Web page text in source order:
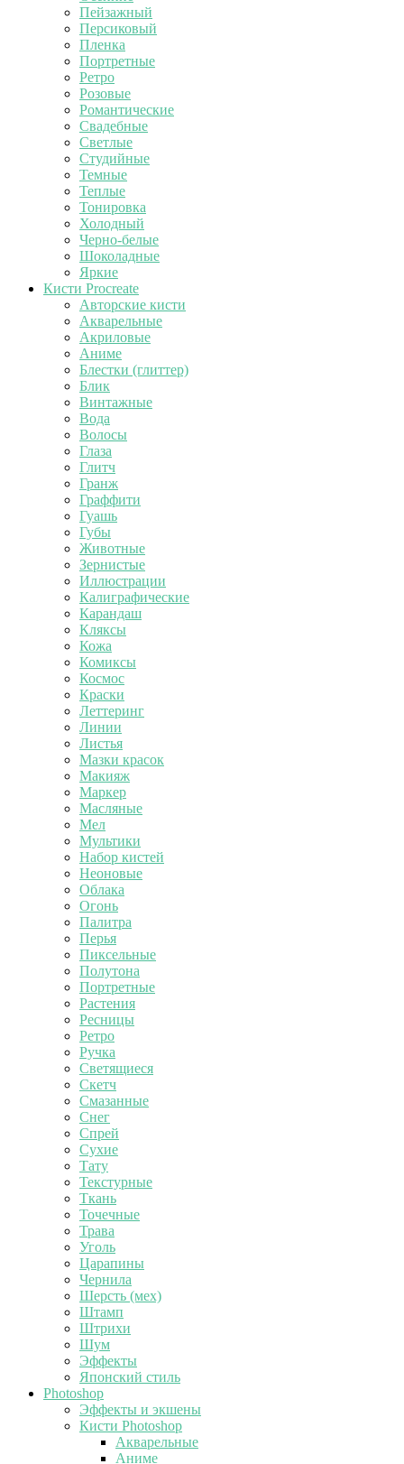
Пейзажный
Персиковый
Пленка
Портретные
Ретро
Розовые
Романтические
Свадебные
Светлые
Студийные
Темные
Теплые
Тонировка
Холодный
Черно-белые
Шоколадные
Яркие
Кисти Procreate
Авторские кисти
Акварельные
Акриловые
Аниме
Блестки (глиттер)
Блик
Винтажные
Вода
Волосы
Глаза
Глитч
Гранж
Граффити
Гуашь
Губы
Животные
Зернистые
Иллюстрации
Калиграфические
Карандаш
Кляксы
Кожа
Комиксы
Космос
Краски
Леттеринг
Линии
Листья
Мазки красок
Макияж
Маркер
Масляные
Мел
Мультики
Набор кистей
Неоновые
Облака
Огонь
Палитра
Перья
Пиксельные
Полутона
Портретные
Растения
Ресницы
Ретро
Ручка
Светящиеся
Скетч
Смазанные
Снег
Спрей
Сухие
Тату
Текстурные
Ткань
Точечные
Трава
Уголь
Царапины
Чернила
Шерсть (мех)
Штамп
Штрихи
Шум
Эффекты
Японский стиль
Photoshop
Эффекты и экшены
Кисти Photoshop
Акварельные
Аниме